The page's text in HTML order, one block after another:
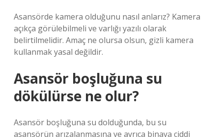
Asansörde kamera olduğunu nasıl anlarız? Kamera
açıkça görülebilmeli ve varlığı yazılı olarak
belirtilmelidir. Amaç ne olursa olsun, gizli kamera
kullanmak yasal değildir.
Asansör boşluğuna su
dökülürse ne olur?
Asansör boşluğuna su dolduğunda, bu su
asansörün arızalanmasına ve ayrıca binaya ciddi